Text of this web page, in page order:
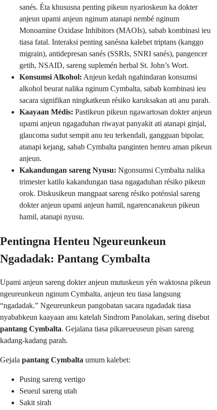
sanés. Éta khususna penting pikeun nyarioskeun ka dokter
anjeun upami anjeun nginum atanapi nembé nginum
Monoamine Oxidase Inhibitors (MAOIs), sabab kombinasi ieu
tiasa fatal. Interaksi penting sanésna kalebet triptans (kanggo
migrain), antidepresan sanés (SSRIs, SNRI sanés), pangencer
getih, NSAID, sareng suplemén herbal St. John’s Wort.
Konsumsi Alkohol: Anjeun kedah ngahindaran konsumsi
alkohol beurat nalika nginum Cymbalta, sabab kombinasi ieu
sacara signifikan ningkatkeun résiko karuksakan ati anu parah.
Kaayaan Médis: Pastikeun pikeun ngawartosan dokter anjeun
upami anjeun ngagaduhan riwayat panyakit ati atanapi ginjal,
glaucoma sudut sempit anu teu terkendali, gangguan bipolar,
atanapi kejang, sabab Cymbalta panginten henteu aman pikeun
anjeun.
Kakandungan sareng Nyusu: Ngonsumsi Cymbalta nalika
trimester katilu kakandungan tiasa ngagaduhan résiko pikeun
orok. Diskusikeun mangpaat sareng résiko poténsial sareng
dokter anjeun upami anjeun hamil, ngarencanakeun pikeun
hamil, atanapi nyusu.
Pentingna Henteu Ngeureunkeun
Ngadadak: Pantang Cymbalta
Upami anjeun sareng dokter anjeun mutuskeun yén waktosna pikeun
ngeureunkeun nginum Cymbalta, anjeun teu tiasa langsung
“ngadadak.” Ngeureunkeun pangobatan sacara ngadadak tiasa
nyababkeun kaayaan anu katelah Sindrom Panolakan, sering disebut
pantang Cymbalta. Gejalana tiasa pikareueuseun pisan sareng
kadang-kadang parah.
Gejala pantang Cymbalta umum kalebet:
Pusing sareng vertigo
Seueul sareng utah
Sakit sirah